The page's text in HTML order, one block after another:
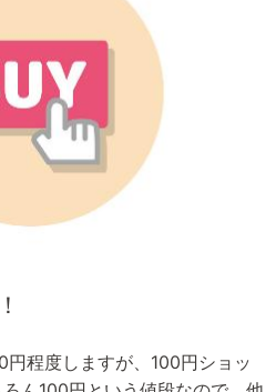
程度しますが、100円ショッ